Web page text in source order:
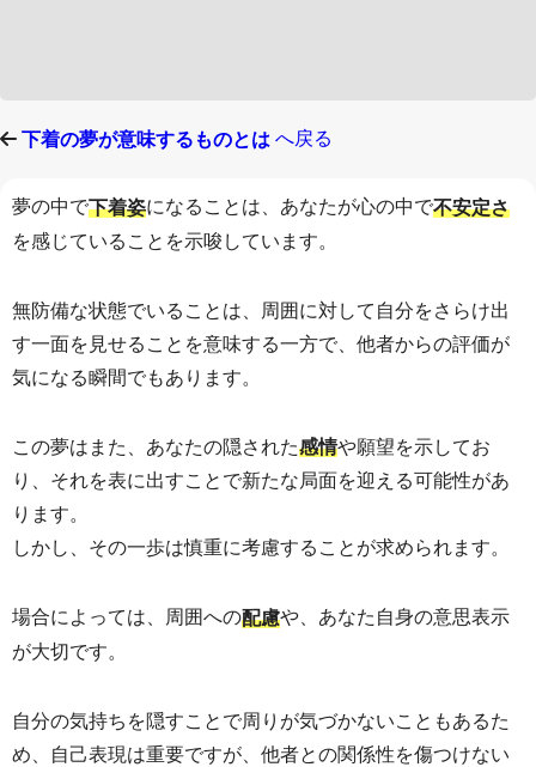
下着の夢が意味するものとは へ戻る
夢の中で下着姿になることは、あなたが心の中で不安定さ
を感じていることを示唆しています。
無防備な状態でいることは、周囲に対して自分をさらけ出
す一面を見せることを意味する一方で、他者からの評価が
気になる瞬間でもあります。
この夢はまた、あなたの隠された感情や願望を示してお
り、それを表に出すことで新たな局面を迎える可能性があ
ります。
しかし、その一歩は慎重に考慮することが求められます。
場合によっては、周囲への配慮や、あなた自身の意思表示
が大切です。
自分の気持ちを隠すことで周りが気づかないこともあるた
め、自己表現は重要ですが、他者との関係性を傷つけない